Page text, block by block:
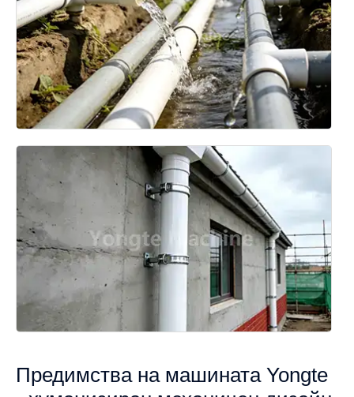
Предимства на машината Yongte